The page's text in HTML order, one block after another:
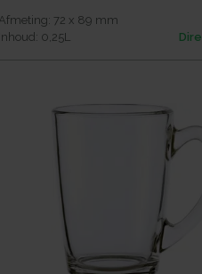
Afmeting: 72 x 89 mm
Inhoud: 0,25L